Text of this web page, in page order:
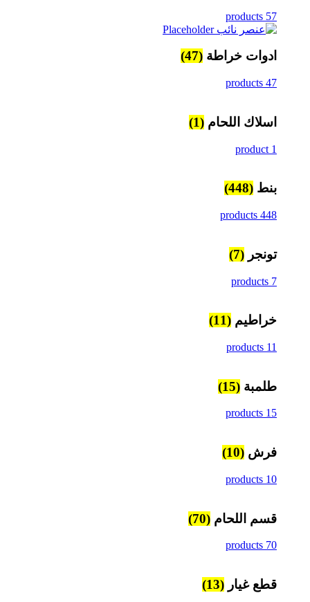
57 products
ادوات خراطة (47)
47 products
اسلاك اللحام (1)
1 product
بنط (448)
448 products
تونجر (7)
7 products
خراطيم (11)
11 products
طلمبة (15)
15 products
فرش (10)
10 products
قسم اللحام (70)
70 products
قطع غيار (13)